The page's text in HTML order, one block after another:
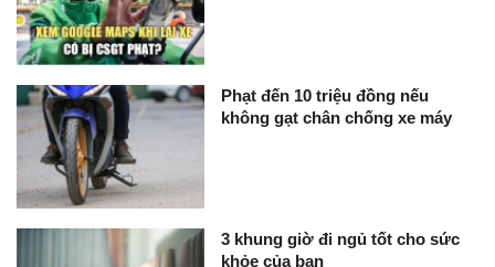
Phạt đến 10 triệu đồng nếu
không gạt chân chống xe máy
3 khung giờ đi ngủ tốt cho sức
khỏe của bạn